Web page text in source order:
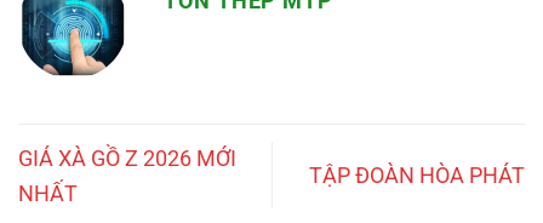
GIÁ XÀ GỒ Z 2026 MỚI
NHẤT
TẬP ĐOÀN HÒA PHÁT